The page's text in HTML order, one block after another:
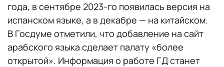
года, в сентябре 2023-го появилась версия на
испанском языке, а в декабре — на китайском.
В Госдуме отметили, что добавление на сайт
арабского языка сделает палату «более
открытой». Информация о работе ГД станет